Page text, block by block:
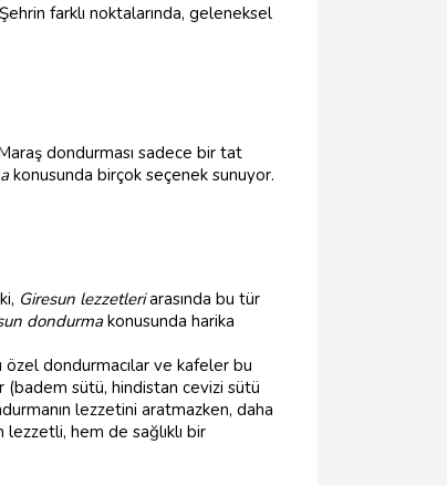
farklı noktalarında, geleneksel
dondurması sadece bir tat
konusunda birçok seçenek sunuyor.
Giresun lezzetleriarasında bu tür
dondurmakonusunda harika
dondurmacılar ve kafeler bu
sütü, hindistan cevizi sütü
lezzetini aratmazken, daha
hem de sağlıklı bir